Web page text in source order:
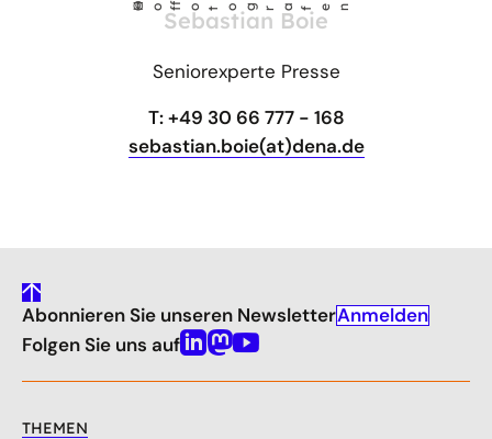
©
Ho f
fotog r
a fen
Sebastian Boie
Seniorexperte Presse
T: +49 30 66 777 - 168
sebastian.boie(at)dena.de
gehe
nach
oben
Abonnieren Sie unseren NewsletterAnmelden
Folgen Sie uns aufLinkedin
Mastodon
Youtube
THEMEN